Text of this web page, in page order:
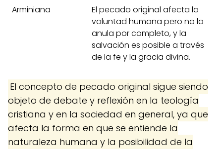
Arminiana
El pecado original afecta la
voluntad humana pero no la
anula por completo, y la
salvación es posible a través
de la fe y la gracia divina.
El concepto de pecado original sigue siendo
objeto de debate y reflexión en la teología
cristiana y en la sociedad en general, ya que
afecta la forma en que se entiende la
naturaleza humana y la posibilidad de la